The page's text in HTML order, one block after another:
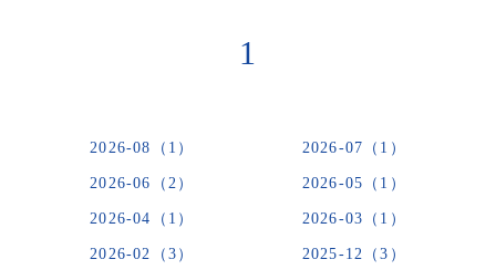
1
2026-08（1） 2026-07（1）
2026-06（2） 2026-05（1）
2026-04（1） 2026-03（1）
2026-02（3） 2025-12（3）